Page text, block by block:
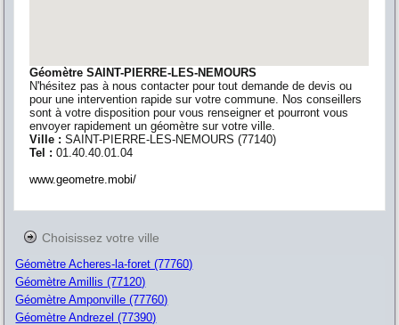
Géomètre SAINT-PIERRE-LES-NEMOURS
N'hésitez pas à nous contacter pour tout demande de devis ou
pour une intervention rapide sur votre commune. Nos conseillers
sont à votre disposition pour vous renseigner et pourront vous
envoyer rapidement un géomètre sur votre ville.
Ville :SAINT-PIERRE-LES-NEMOURS (77140)
Tel :01.40.40.01.04
www.geometre.mobi/
Choisissez votre ville
Géomètre Acheres-la-foret (77760)
Géomètre Amillis (77120)
Géomètre Amponville (77760)
Géomètre Andrezel (77390)